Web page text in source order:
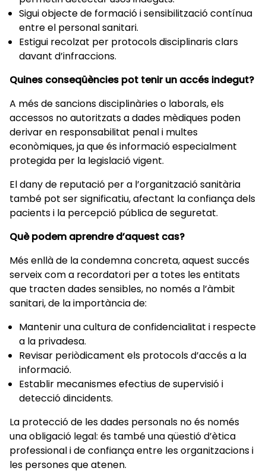
Sigui objecte de formació i sensibilització contínua
entre el personal sanitari.
Estigui recolzat per protocols disciplinaris clars
davant d’infraccions.
Quines conseqüències pot tenir un accés indegut?
A més de sancions disciplinàries o laborals, els
accessos no autoritzats a dades mèdiques poden
derivar en responsabilitat penal i multes
econòmiques, ja que és informació especialment
protegida per la legislació vigent.
El dany de reputació per a l’organització sanitària
també pot ser significatiu, afectant la confiança dels
pacients i la percepció pública de seguretat.
Què podem aprendre d’aquest cas?
Més enllà de la condemna concreta, aquest succés
serveix com a recordatori per a totes les entitats
que tracten dades sensibles, no només a l’àmbit
sanitari, de la importància de:
Mantenir una cultura de confidencialitat i respecte
a la privadesa.
Revisar periòdicament els protocols d’accés a la
informació.
Establir mecanismes efectius de supervisió i
detecció dincidents.
La protecció de les dades personals no és només
una obligació legal: és també una qüestió d’ètica
professional i de confiança entre les organitzacions i
les persones que atenen.